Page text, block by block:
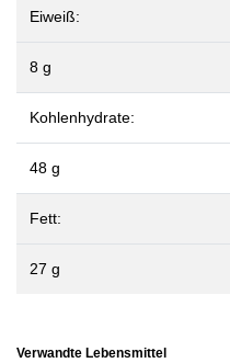
Eiweiß:
8 g
Kohlenhydrate:
48 g
Fett:
27 g
Verwandte Lebensmittel